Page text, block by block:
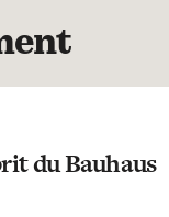
du Bauhaus